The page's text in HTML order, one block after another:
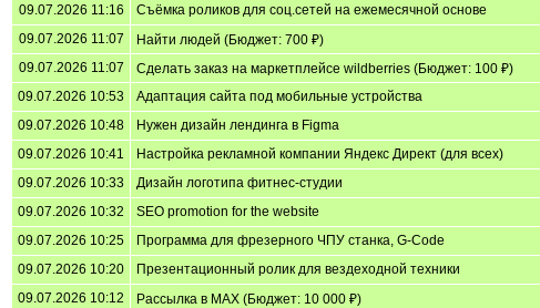
09.07.2026 11:16
Съёмка роликов для соц.сетей на ежемесячной основе
09.07.2026 11:07
Найти людей (Бюджет: 700 ₽)
09.07.2026 11:07
Сделать заказ на маркетплейсе wildberries (Бюджет: 100 ₽)
09.07.2026 10:53
Адаптация сайта под мобильные устройства
09.07.2026 10:48
Нужен дизайн лендинга в Figma
09.07.2026 10:41
Настройка рекламной компании Яндекс Директ (для всех)
09.07.2026 10:33
Дизайн логотипа фитнес-студии
09.07.2026 10:32
SEO promotion for the website
09.07.2026 10:25
Программа для фрезерного ЧПУ станка, G-Code
09.07.2026 10:20
Презентационный ролик для вездеходной техники
09.07.2026 10:12
Рассылка в MAX (Бюджет: 10 000 ₽)